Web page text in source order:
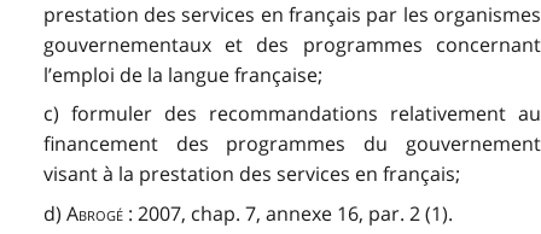
prestation des services en français par les organismes
gouvernementaux et des programmes concernant
l’emploi de la langue française;
c) formuler des recommandations relativement au
financement des programmes du gouvernement
visant à la prestation des services en français;
d) Abrogé: 2007, chap. 7, annexe 16, par. 2 (1).